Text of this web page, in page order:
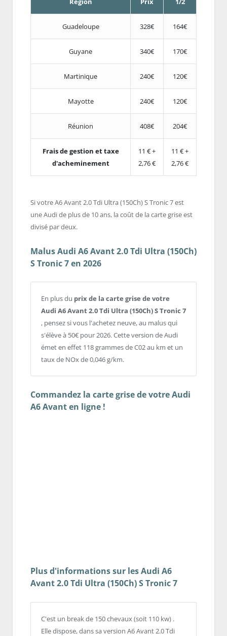
Guadeloupe 328€ 164€
Guyane 340€ 170€
Martinique 240€ 120€
Mayotte 240€ 120€
Réunion 408€ 204€
Frais de gestion et taxe
d'acheminement
11 € +
2,76 €
11 € +
2,76 €
Si votre A6 Avant 2.0 Tdi Ultra (150Ch) S Tronic 7 est
une Audi de plus de 10 ans, la coût de la carte grise est
divisé par deux.
Malus Audi A6 Avant 2.0 Tdi Ultra (150Ch)
S Tronic 7 en 2026
En plus du prix de la carte grise de votre
Audi A6 Avant 2.0 Tdi Ultra (150Ch) S Tronic 7
, pensez si vous l'achetez neuve, au malus qui
s'élève à 50€ pour 2026. Cette version de Audi
émet en effet 118 grammes de C02 au km et un
taux de NOx de 0,046 g/km.
Commandez la carte grise de votre Audi
A6 Avant en ligne !
Plus d'informations sur les Audi A6
Avant 2.0 Tdi Ultra (150Ch) S Tronic 7
C'est un break de 150 chevaux (soit 110 kw) .
Elle dispose, dans sa version A6 Avant 2.0 Tdi